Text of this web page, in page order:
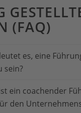
(FAQ)
es, eine
sein?
ein coachender
den